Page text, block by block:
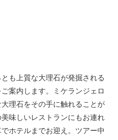
も上質な大理石が発掘される
案内します。ミケランジェロ
理石をその手に触れることが
味しいレストランにもお連れ
ホテルまでお迎え。ツアー中